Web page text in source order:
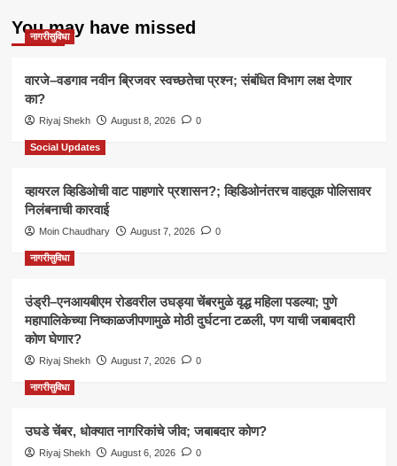
You may have missed
नागरीसुविधा
वारजे–वडगाव नवीन ब्रिजवर स्वच्छतेचा प्रश्न; संबंधित विभाग लक्ष देणार
का?
Riyaj Shekh August 8, 2026 0
Social Updates
व्हायरल व्हिडिओची वाट पाहणारे प्रशासन?; व्हिडिओनंतरच वाहतूक पोलिसावर
निलंबनाची कारवाई
Moin Chaudhary August 7, 2026 0
नागरीसुविधा
उंड्री–एनआयबीएम रोडवरील उघड्या चेंबरमुळे वृद्ध महिला पडल्या; पुणे
महापालिकेच्या निष्काळजीपणामुळे मोठी दुर्घटना टळली, पण याची जबाबदारी
कोण घेणार?
Riyaj Shekh August 7, 2026 0
नागरीसुविधा
उघडे चेंबर, धोक्यात नागरिकांचे जीव; जबाबदार कोण?
Riyaj Shekh August 6, 2026 0